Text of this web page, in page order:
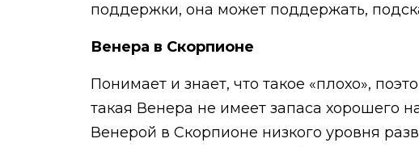
поддержки, она может поддержать,
Венера в Скорпионе
Понимает и знает, что такое «плохо»,
такая Венера не имеет запаса хорошего
Венерой в Скорпионе низкого уровня